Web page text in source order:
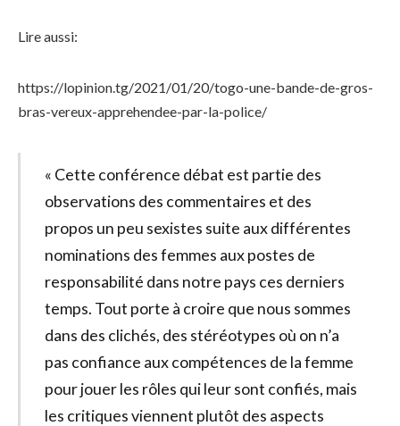
Lire aussi:
https://lopinion.tg/2021/01/20/togo-une-bande-de-gros-
bras-vereux-apprehendee-par-la-police/
« Cette conférence débat est partie des
observations des commentaires et des
propos un peu sexistes suite aux différentes
nominations des femmes aux postes de
responsabilité dans notre pays ces derniers
temps. Tout porte à croire que nous sommes
dans des clichés, des stéréotypes où on n’a
pas confiance aux compétences de la femme
pour jouer les rôles qui leur sont confiés, mais
les critiques viennent plutôt des aspects